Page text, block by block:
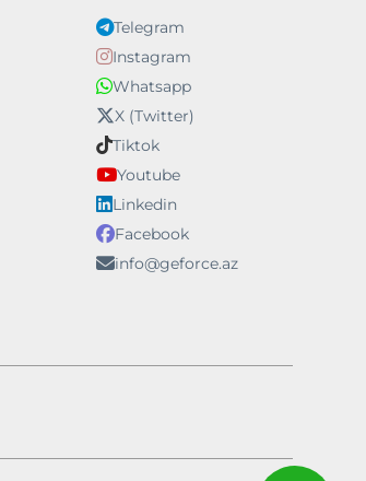
Telegram
Instagram
Whatsapp
X (Twitter)
Tiktok
Youtube
Linkedin
Facebook
info@geforce.az